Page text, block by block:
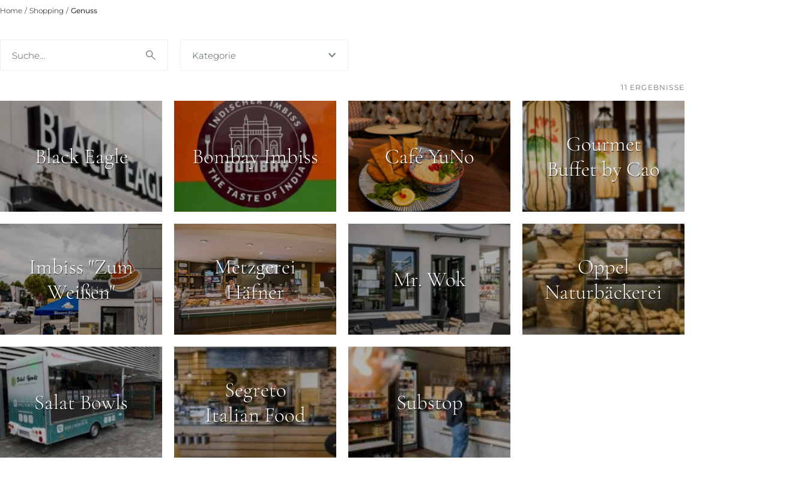
Home / Shopping / Genuss
Suche... Kategorie
11 ERGEBNISSE
Black Eagle Bombay Imbiss Café YuNo
Gourmet
Buffet by Cao
Imbiss "Zum
Weißen"
Metzgerei
Häfner
Mr. Wok
Oppel
Naturbäckerei
Salat Bowls
Segreto
Italian Food
Substop